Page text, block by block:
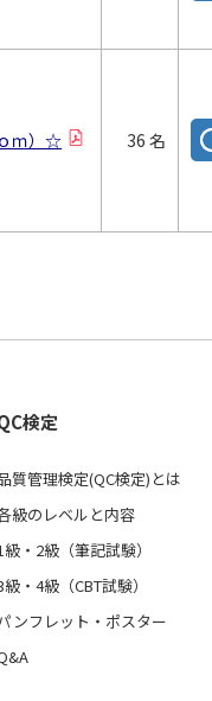
ｍ）☆ 36 名
検定
質管理検定(QC検定)とは
級のレベルと内容
級・2級（筆記試験）
級・4級（CBT試験）
ンフレット・ポスター